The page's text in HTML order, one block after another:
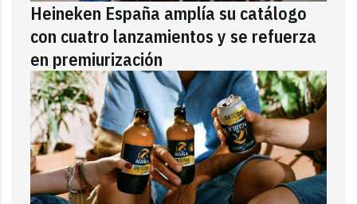
Heineken España amplía su catálogo
con cuatro lanzamientos y se refuerza
en premiurización